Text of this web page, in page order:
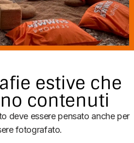
estive che
contenuti
deve essere pensato anche per
fotografato.